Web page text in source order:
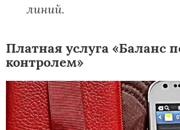
линий.
Платная услуга «Баланс
контролем»